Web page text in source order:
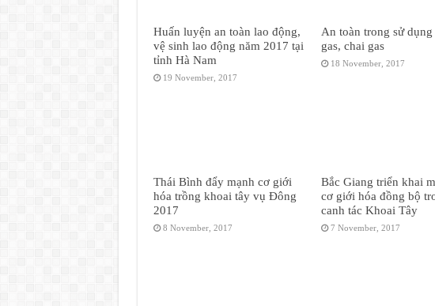
Huấn luyện an toàn lao động,
vệ sinh lao động năm 2017 tại
tỉnh Hà Nam
19 November, 2017
An toàn trong sử
gas, chai gas
18 November, 2017
Thái Bình đẩy mạnh cơ giới
hóa trồng khoai tây vụ Đông
2017
8 November, 2017
Bắc Giang triển khai
cơ giới hóa đồng bộ
canh tác Khoai Tây
7 November, 2017